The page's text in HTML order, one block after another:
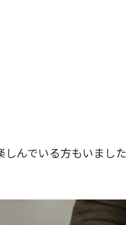
んでいる方もいました